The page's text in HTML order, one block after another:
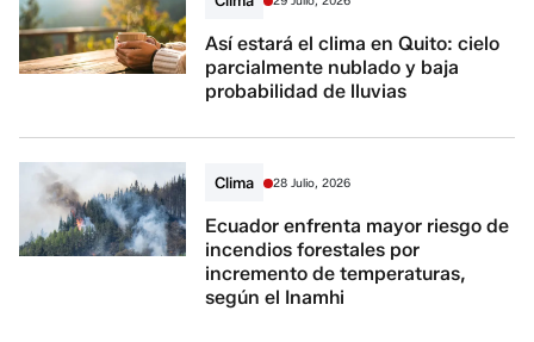
Así estará el clima en Quito: cielo
parcialmente nublado y baja
probabilidad de lluvias
Clima 28 Julio, 2026
Ecuador enfrenta mayor riesgo de
incendios forestales por
incremento de temperaturas,
según el Inamhi